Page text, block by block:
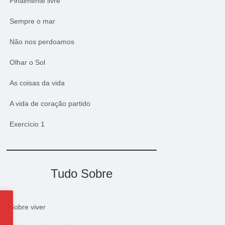
Sempre o mar
Não nos perdoamos
Olhar o Sol
As coisas da vida
A vida de coração partido
Exercício 1
Tudo Sobre
Sobre viver